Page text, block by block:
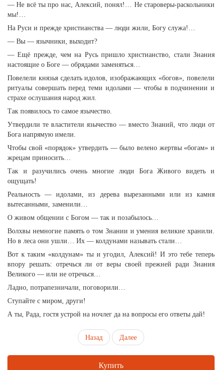
— Не всё ты про нас, Алексий, понял!… Не староверы-раскольники
мы!…
На Руси и прежде христианства — люди жили, Богу служа!…
— Вы — язычники, выходит?
— Ещё прежде, чем на Русь пришло христианство, стали Знания
настоящие о Боге — обрядами заменяться…
Повелели князья сделать идолов, изображающих «богов», повелели
ритуалы совершать перед теми идолами — чтобы в подчинении и
страхе ослушания народ жил.
Так появилось то самое язычество.
Утвердили те властители язычество — вместо Знаний, что люди от
Бога напрямую имели.
Чтобы свой «порядок» утвердить — было велено жертвы «богам» и
жрецам приносить…
Так и разучились очень многие люди Бога Живого видеть и
ощущать!
Реальность — идолами, из дерева вырезанными или из камня
вытесанными, заменили…
О живом общении с Богом — так и позабылось…
Волхвы немногие память о том Знании и умения великие хранили.
Но в леса они ушли… Их — колдунами называть стали…
Вот к таким «колдунам» ты и угодил, Алексий! И это тебе теперь
впору решать: отречься ли от веры своей прежней ради Знания
Великого — или не отречься…
Ладно, потрапезничали, поговорили…
Ступайте с миром, други!
А ты, Рада, гостя устрой на ночлег да на вопросы его ответы дай!
Назад Далее
Купить